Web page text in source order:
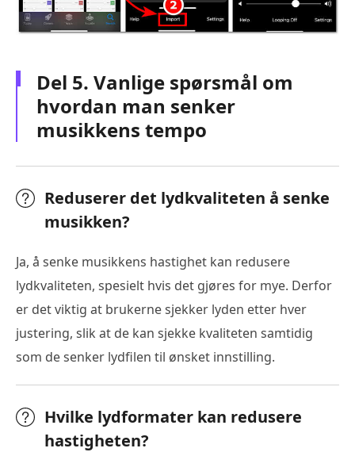
Del 5. Vanlige spørsmål om
hvordan man senker
musikkens tempo
Reduserer det lydkvaliteten å senke
musikken?
Ja, å senke musikkens hastighet kan redusere
lydkvaliteten, spesielt hvis det gjøres for mye. Derfor
er det viktig at brukerne sjekker lyden etter hver
justering, slik at de kan sjekke kvaliteten samtidig
som de senker lydfilen til ønsket innstilling.
Hvilke lydformater kan redusere
hastigheten?